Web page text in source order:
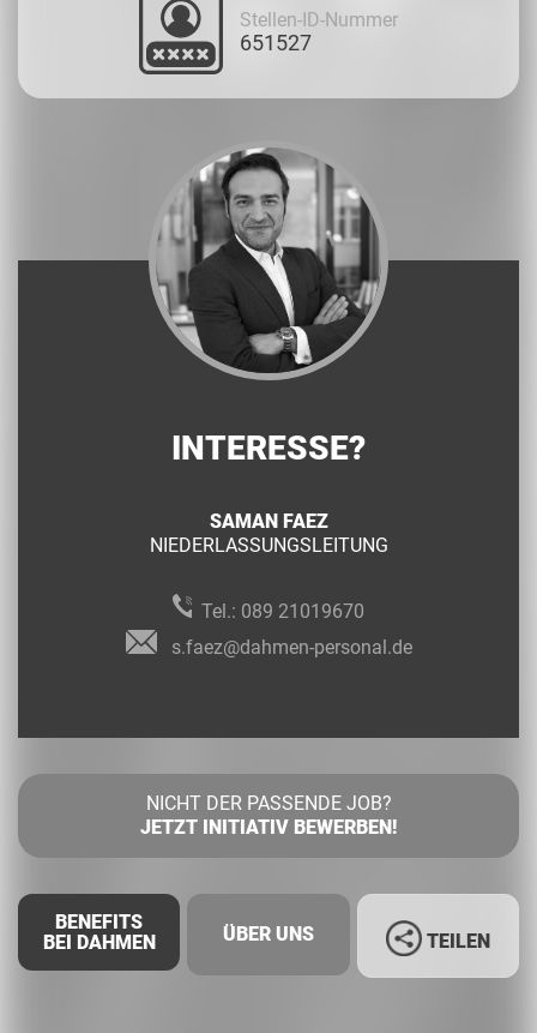
Stellen-ID-Nummer
651527
INTERESSE?
SAMAN FAEZ
NIEDERLASSUNGSLEITUNG
Tel.: 089 21019670
s.faez@dahmen-personal.de
NICHT DER PASSENDE JOB?
JETZT INITIATIV BEWERBEN!
BENEFITS
BEI DAHMEN
ÜBER UNS TEILEN